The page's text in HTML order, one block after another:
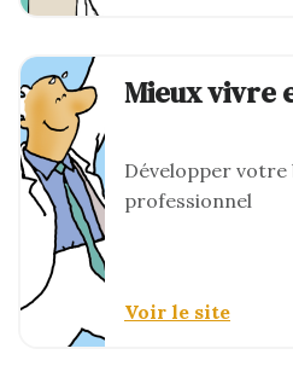
Mieux vivre
Développer
professionnel
Voir le site